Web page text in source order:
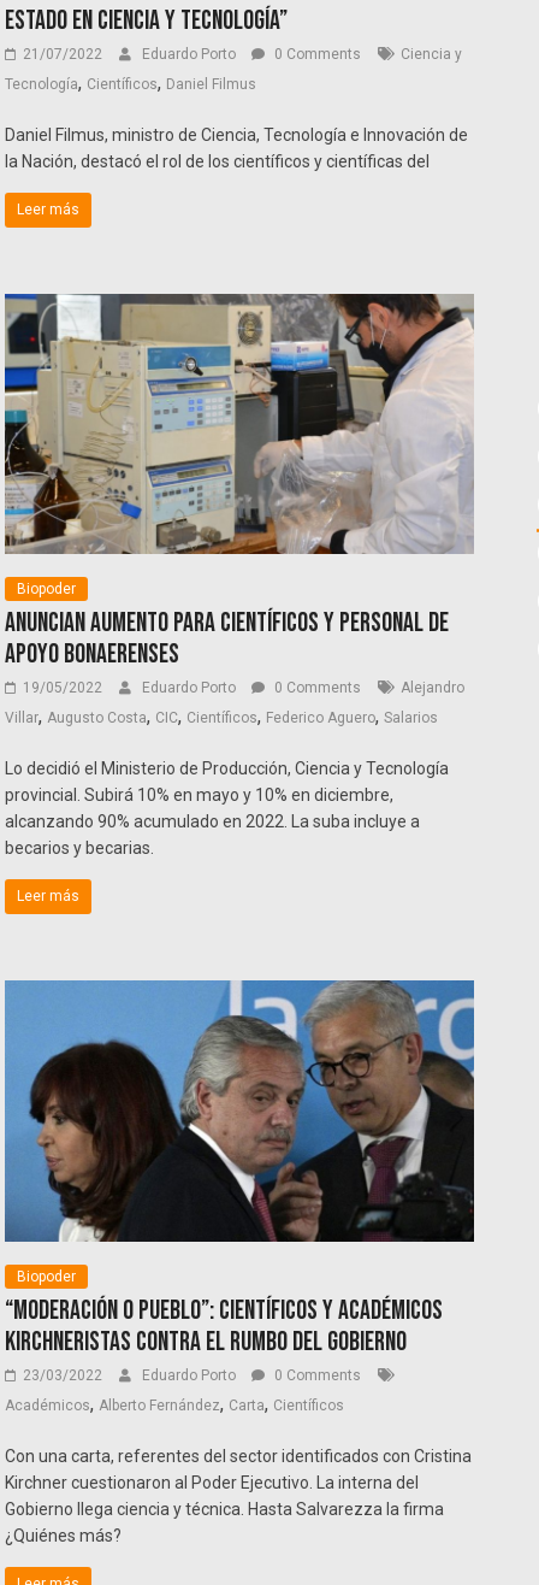
Estado en Ciencia y Tecnología”
21/07/2022 Eduardo Porto 0 Comments
Ciencia y
Tecnología, Científicos, Daniel Filmus
Daniel Filmus, ministro de Ciencia, Tecnología e Innovación de
la Nación, destacó el rol de los científicos y científicas del
Leer más
Biopoder
Anuncian aumento para científicos y Personal de
Apoyo bonaerenses
19/05/2022 Eduardo Porto 0 Comments
Alejandro
Villar, Augusto Costa, CIC, Científicos, Federico Aguero,Salarios
Lo decidió el Ministerio de Producción, Ciencia y Tecnología
provincial. Subirá 10% en mayo y 10% en diciembre,
alcanzando 90% acumulado en 2022. La suba incluye a
becarios y becarias.
Leer más
Biopoder
“Moderación o Pueblo”: Científicos y académicos
kirchneristas contra el rumbo del Gobierno
23/03/2022 Eduardo Porto
0 Comments
Académicos, Alberto Fernández, Carta, Científicos
Con una carta, referentes del sector identificados con Cristina
Kirchner cuestionaron al Poder Ejecutivo. La interna del
Gobierno llega ciencia y técnica. Hasta Salvarezza la firma
¿Quiénes más?